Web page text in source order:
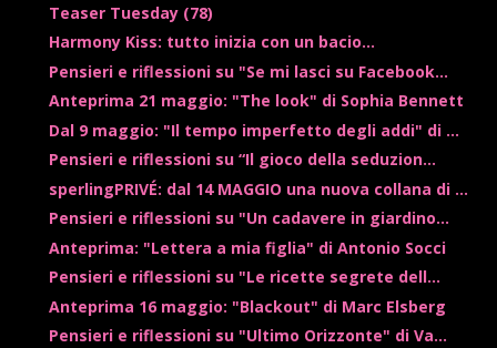
Teaser Tuesday (78)
Harmony Kiss: tutto inizia con un bacio...
Pensieri e riflessioni su "Se mi lasci su Facebook...
Anteprima 21 maggio: "The look" di Sophia Bennett
Dal 9 maggio: "Il tempo imperfetto degli addi" di ...
Pensieri e riflessioni su “Il gioco della seduzion...
sperlingPRIVÉ: dal 14 MAGGIO una nuova collana di ...
Pensieri e riflessioni su "Un cadavere in giardino...
Anteprima: "Lettera a mia figlia" di Antonio Socci
Pensieri e riflessioni su "Le ricette segrete dell...
Anteprima 16 maggio: "Blackout" di Marc Elsberg
Pensieri e riflessioni su "Ultimo Orizzonte" di Va...